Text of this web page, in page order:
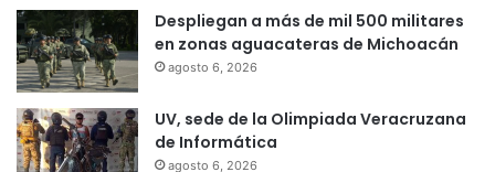
Despliegan a más de mil 500 militares
en zonas aguacateras de Michoacán
agosto 6, 2026
UV, sede de la Olimpiada Veracruzana
de Informática
agosto 6, 2026